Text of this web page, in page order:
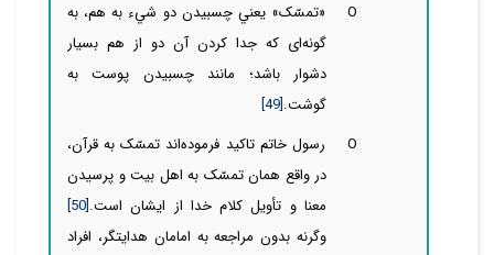
O«تمسّک»يعني چسبيدن دو شيء به هم، به
گونه‌ای که جدا کردن آن دو از هم بسيار
دشوار باشد؛ مانند چسبيدن پوست به
گوشت.[49]
Oرسولخاتم تاکید فرموده‌اند تمسّک به قرآن،
در واقع همان تمسّک به اهل بیت و پرسیدن
معنا و تأویل کلام خدا از ایشان است.[50]
وگرنه بدون مراجعه به امامان هدایتگر، افراد